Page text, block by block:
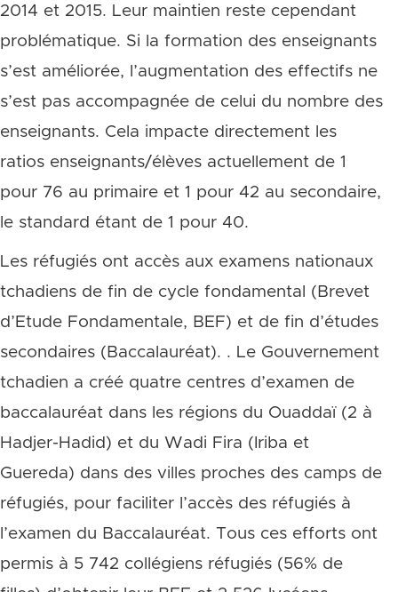
2014 et 2015. Leur maintien reste cependant
problématique. Si la formation des enseignants
s’est améliorée, l’augmentation des effectifs ne
s’est pas accompagnée de celui du nombre des
enseignants. Cela impacte directement les
ratios enseignants/élèves actuellement de 1
pour 76 au primaire et 1 pour 42 au secondaire,
le standard étant de 1 pour 40.
Les réfugiés ont accès aux examens nationaux
tchadiens de fin de cycle fondamental (Brevet
d’Etude Fondamentale, BEF) et de fin d’études
secondaires (Baccalauréat). . Le Gouvernement
tchadien a créé quatre centres d’examen de
baccalauréat dans les régions du Ouaddaï (2 à
Hadjer-Hadid) et du Wadi Fira (Iriba et
Guereda) dans des villes proches des camps de
réfugiés, pour faciliter l’accès des réfugiés à
l’examen du Baccalauréat. Tous ces efforts ont
permis à 5 742 collégiens réfugiés (56% de